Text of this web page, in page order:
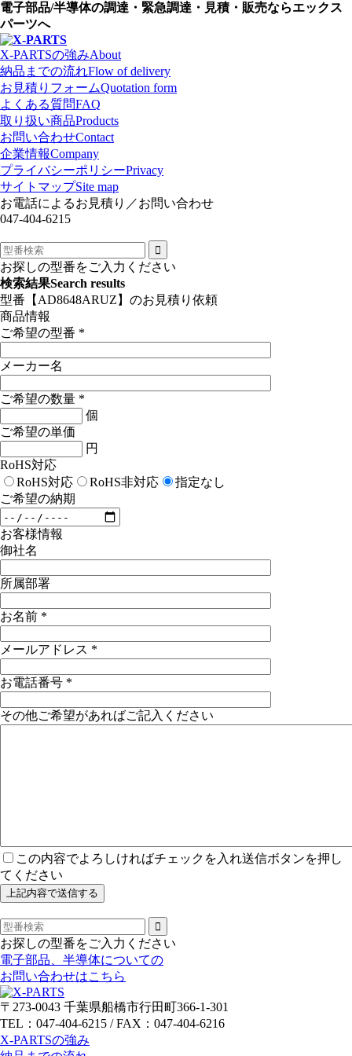
電子部品/半導体の調達・緊急調達・見積・販売ならエックス
パーツへ
X-PARTSの強みAbout
納品までの流れFlow of delivery
お見積りフォームQuotation form
よくある質問FAQ
取り扱い商品Products
お問い合わせContact
企業情報Company
プライバシーポリシーPrivacy
サイトマップSite map
お電話によるお見積り／お問い合わせ
047-404-6215
お探しの型番をご入力ください
検索結果Search results
型番【AD8648ARUZ】のお見積り依頼
商品情報
ご希望の型番 *
メーカー名
ご希望の数量 *
個
ご希望の単価
円
RoHS対応
RoHS対応
RoHS非対応
指定なし
ご希望の納期
お客様情報
御社名
所属部署
お名前 *
メールアドレス *
お電話番号 *
その他ご希望があればご記入ください
この内容でよろしければチェックを入れ送信ボタンを押し
てください
お探しの型番をご入力ください
電子部品、半導体についての
お問い合わせはこちら
〒273-0043 千葉県船橋市行田町366-1-301
TEL：047-404-6215 / FAX：047-404-6216
X-PARTSの強み